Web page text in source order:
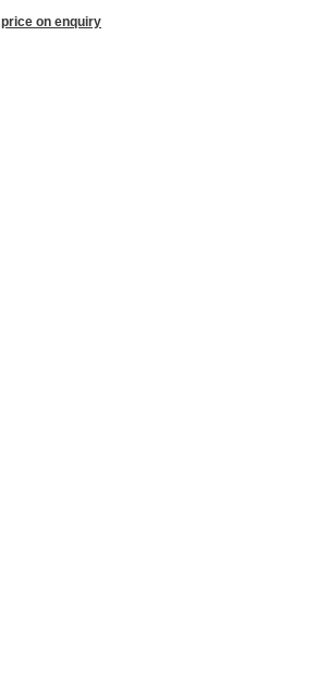
price on enquiry